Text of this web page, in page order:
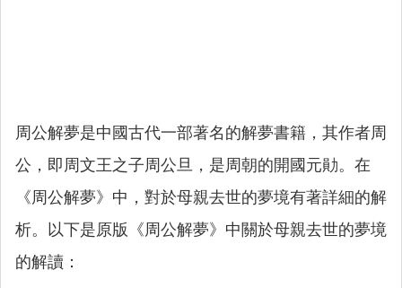
周公解夢是中國古代一部著名的解夢書籍，其作者周
公，即周文王之子周公旦，是周朝的開國元勛。在
《周公解夢》中，對於母親去世的夢境有著詳細的解
析。以下是原版《周公解夢》中關於母親去世的夢境
的解讀：